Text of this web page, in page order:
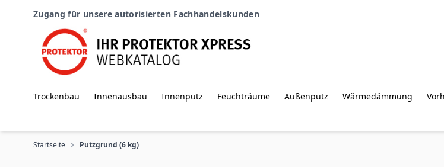
Zugang für unsere autorisierten Fachhandelskunden
Trockenbau Innenausbau Innenputz Feuchträume Außenputz Wärmedämmung
Startseite Putzgrund (6 kg)